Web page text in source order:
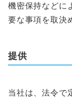
機密保持などに
要な事項を取決
提供
当社は、法令で